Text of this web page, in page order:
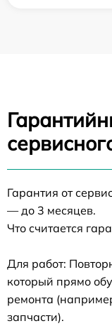
Гарантия от
— до 3 месяцев.
Что считается
Для работ:
который прямо
ремонта
запчасти).